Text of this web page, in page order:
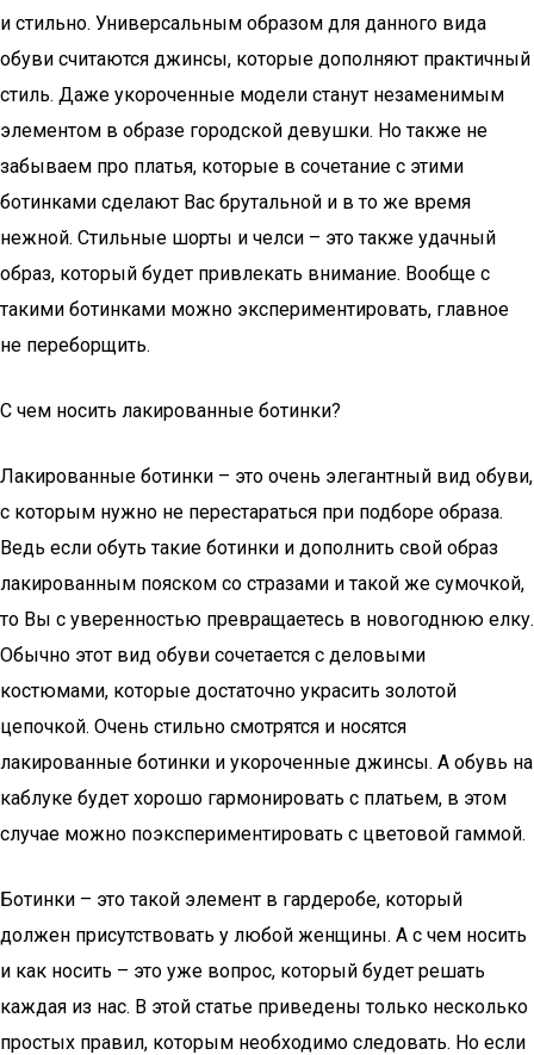
и стильно. Универсальным образом для данного вида
обуви считаются джинсы, которые дополняют практичный
стиль. Даже укороченные модели станут незаменимым
элементом в образе городской девушки. Но также не
забываем про платья, которые в сочетание с этими
ботинками сделают Вас брутальной и в то же время
нежной. Стильные шорты и челси – это также удачный
образ, который будет привлекать внимание. Вообще с
такими ботинками можно экспериментировать, главное
не переборщить.
С чем носить лакированные ботинки?
Лакированные ботинки – это очень элегантный вид обуви,
с которым нужно не перестараться при подборе образа.
Ведь если обуть такие ботинки и дополнить свой образ
лакированным пояском со стразами и такой же сумочкой,
то Вы с уверенностью превращаетесь в новогоднюю елку.
Обычно этот вид обуви сочетается с деловыми
костюмами, которые достаточно украсить золотой
цепочкой. Очень стильно смотрятся и носятся
лакированные ботинки и укороченные джинсы. А обувь на
каблуке будет хорошо гармонировать с платьем, в этом
случае можно поэкспериментировать с цветовой гаммой.
Ботинки – это такой элемент в гардеробе, который
должен присутствовать у любой женщины. А с чем носить
и как носить – это уже вопрос, который будет решать
каждая из нас. В этой статье приведены только несколько
простых правил, которым необходимо следовать. Но если